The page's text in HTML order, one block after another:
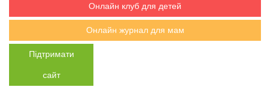
Онлайн клуб для детей
Онлайн журнал для мам
Підтримати
сайт